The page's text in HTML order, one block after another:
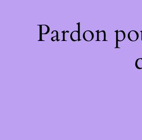
Pardon